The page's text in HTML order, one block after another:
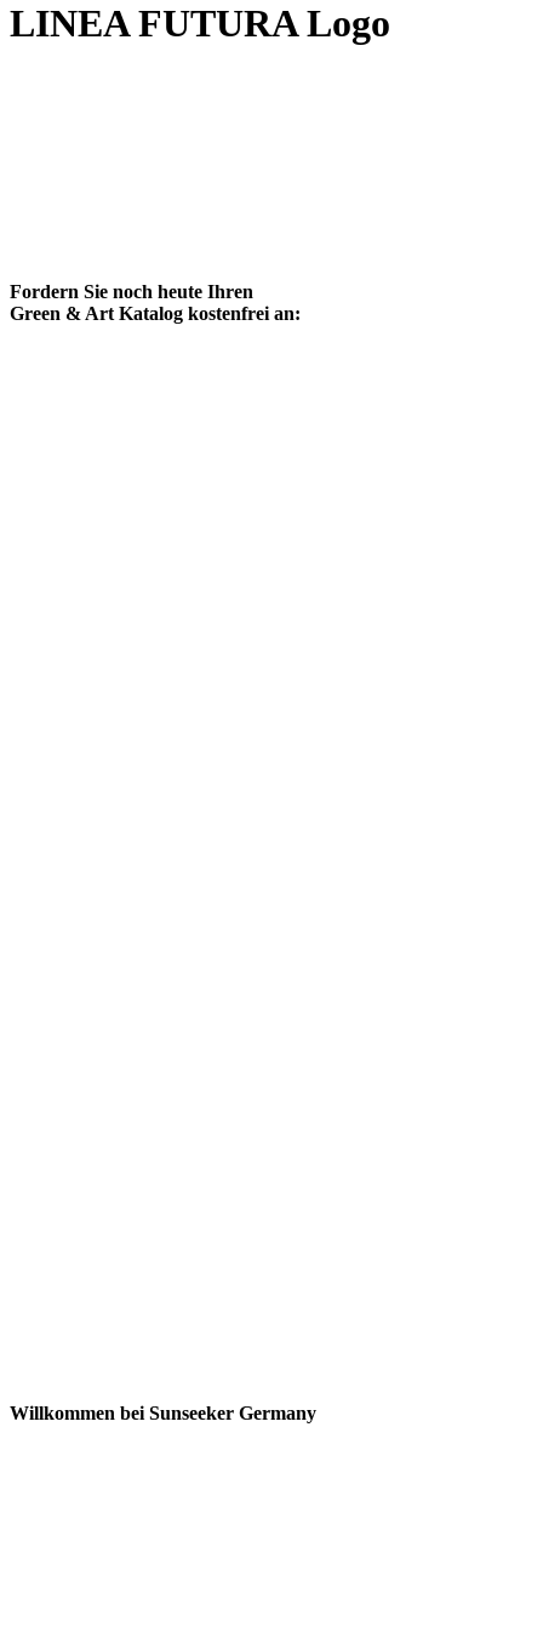
LINEA FUTURA Logo
Fordern Sie noch heute Ihren
Green & Art Katalog kostenfrei an:
Willkommen bei Sunseeker Germany